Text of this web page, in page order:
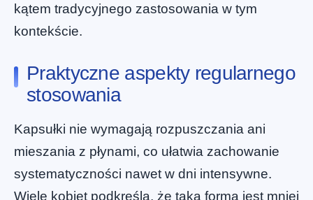
kątem tradycyjnego zastosowania w tym
kontekście.
Praktyczne aspekty regularnego
stosowania
Kapsułki nie wymagają rozpuszczania ani
mieszania z płynami, co ułatwia zachowanie
systematyczności nawet w dni intensywne.
Wiele kobiet podkreśla, że taka forma jest mniej